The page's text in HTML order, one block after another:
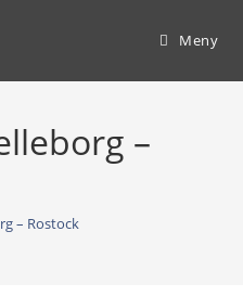
Meny
–
– Rostock